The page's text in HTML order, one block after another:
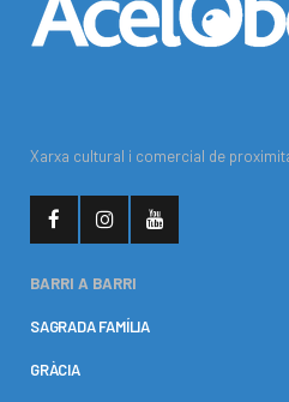
Xarxa cultural i comercial de
BARRI A BARRI
SAGRADA FAMÍLIA
GRÀCIA